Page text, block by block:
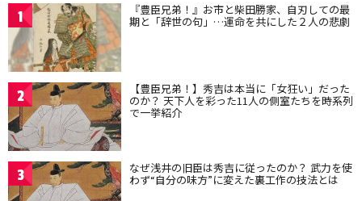
1 『豊臣兄弟！』お市と柴田勝家、自刃しての最
期と「辞世の句」…運命を共にした２人の悲劇
2 【豊臣兄弟！】秀吉は本当に「女狂い」だった
のか？ 天下人を彩った11人の側室たちを時系列
で一挙紹介
3 なぜ浅井の旧臣は秀吉に従ったのか？ 武力を使
わず“自分の味方”に変えた裏工作の技法とは